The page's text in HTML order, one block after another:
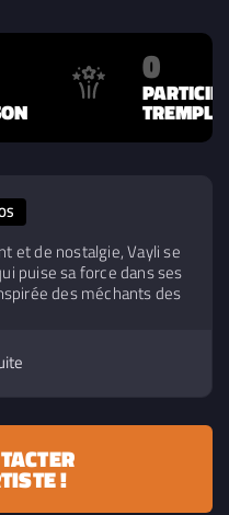
0
et de nostalgie, Vayli se
puise sa force dans ses
des méchants des
la voix est légère mais
viennent
faut à la “pop des pires
!